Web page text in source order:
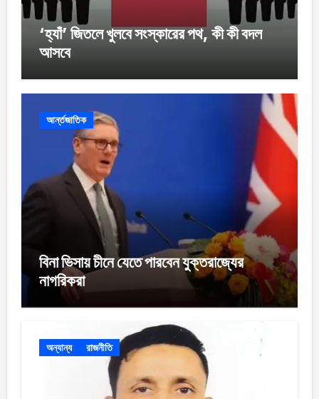
‘হ্যাঁ’ জিতলে খুলবে সংস্কারের পথ, কী কী বদল
আসবে
আর্ন্তজাতিক
বিনা ভিসায় চীনে যেতে পারবেন যুক্তরাজ্যের
নাগরিকরা
অন্যান্য রাজনীতি